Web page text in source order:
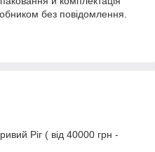
без повідомлення.
Ріг ( від 40000 грн -